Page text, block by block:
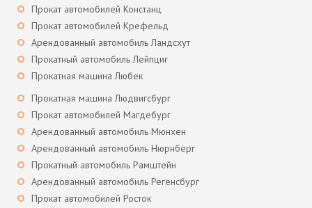
Прокат автомобилей Констанц
Прокат автомобилей Крефельд
Арендованный автомобиль Ландсхут
Прокатный автомобиль Лейпциг
Прокатная машина Любек
Прокатная машина Людвигсбург
Прокат автомобилей Магдебург
Арендованный автомобиль Мюнхен
Арендованный автомобиль Нюрнберг
Прокатный автомобиль Рамштейн
Арендованный автомобиль Регенсбург
Прокат автомобилей Росток